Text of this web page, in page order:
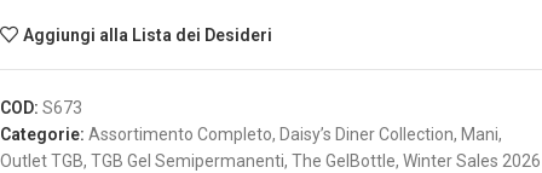
Aggiungi alla Lista dei Desideri
COD: S673
Categorie: Assortimento Completo, Daisy’s Diner Collection, Mani,
Outlet TGB, TGB Gel Semipermanenti, The GelBottle, Winter Sales 2026